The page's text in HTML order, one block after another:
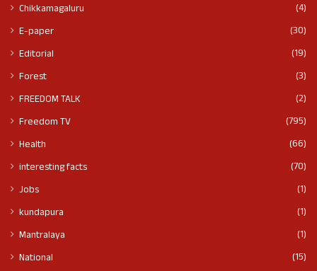
Chikkamagaluru
(4)
E-paper
(30)
Editorial
(19)
Forest
(3)
FREEDOM TALK
(2)
Freedom TV
(795)
Health
(66)
interesting facts
(70)
Jobs
(1)
kundapura
(1)
Mantralaya
(1)
National
(15)